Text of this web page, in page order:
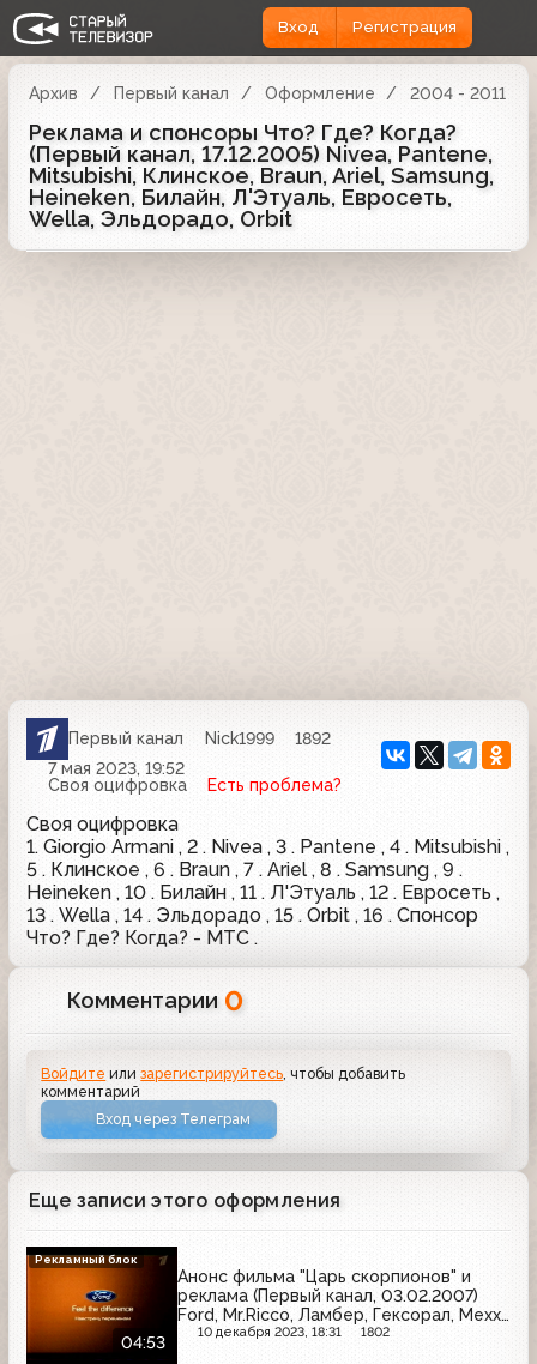
Вход Регистрация
Архив Первый канал Оформление 2004 - 2011
Реклама и спонсоры Что? Где? Когда?
(Первый канал, 17.12.2005) Nivea, Pantene,
Mitsubishi, Клинское, Braun, Ariel, Samsung,
Heineken, Билайн, Л'Этуаль, Евросеть,
Wella, Эльдорадо, Orbit
Первый канал Nick1999
1892
7 мая 2023, 19:52
Своя оцифровка
Есть проблема?
Своя оцифровка
1. Giorgio Armani , 2 . Nivea , 3 . Pantene , 4 . Mitsubishi ,
5 . Клинское , 6 . Braun , 7 . Ariel , 8 . Samsung , 9 .
Heineken , 10 . Билайн , 11 . Л'Этуаль , 12 . Евросеть ,
13 . Wella , 14 . Эльдорадо , 15 . Orbit , 16 . Спонсор
Что? Где? Когда? - МТС .
Комментарии 0
Войдите илизарегистрируйтесь , чтобы добавить
комментарий
Вход через Телеграм
Еще записи этого оформления
04:53
Анонс фильма "Царь скорпионов" и
реклама (Первый канал, 03.02.2007)
Ford, Mr.Ricco, Ламбер, Гексорал, Mexx,
Компливит, Nivea, Chevrolet, Л'Этуаль,
10 декабря 2023, 18:31 1802
Рекламный блок